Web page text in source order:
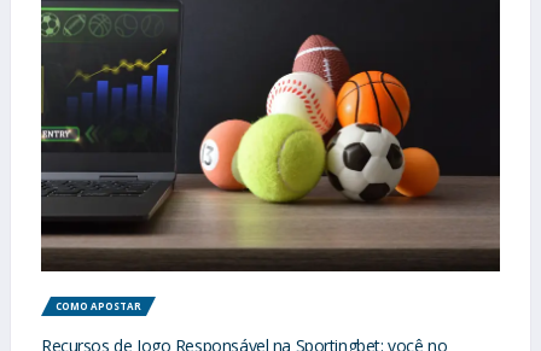
COMO APOSTAR
Recursos de Jogo Responsável na Sportingbet: você no